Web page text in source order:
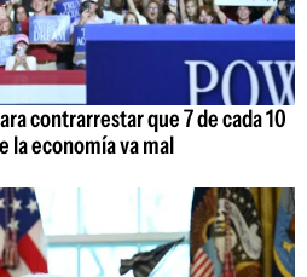
contrarrestar que 7 de cada 10
la economía va mal